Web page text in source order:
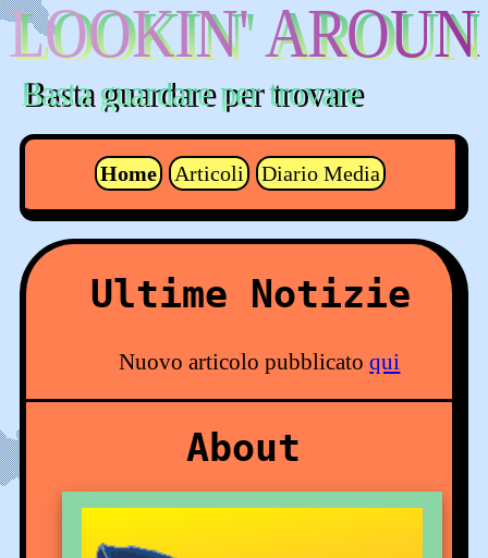
Home Articoli Diario Media
Ultime Notizie
Nuovo articolo pubblicatoqui
About